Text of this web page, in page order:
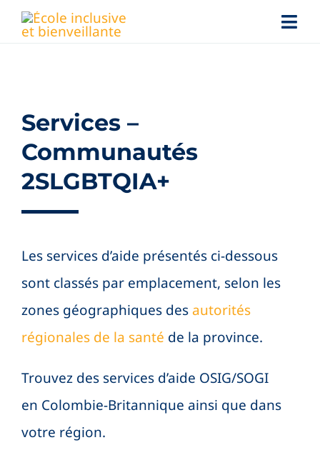
Skip
Familles
Personnel scolaire
Nouvelles
Conférences
Services d’aide
Search
Services –
Communautés
2SLGBTQIA+
Les services d’aide présentés ci-dessous
sont classés par emplacement, selon les
zones géographiques des autorités
régionales de la santé de la province.
Trouvez des services d’aide OSIG/SOGI
en Colombie-Britannique ainsi que dans
votre région.